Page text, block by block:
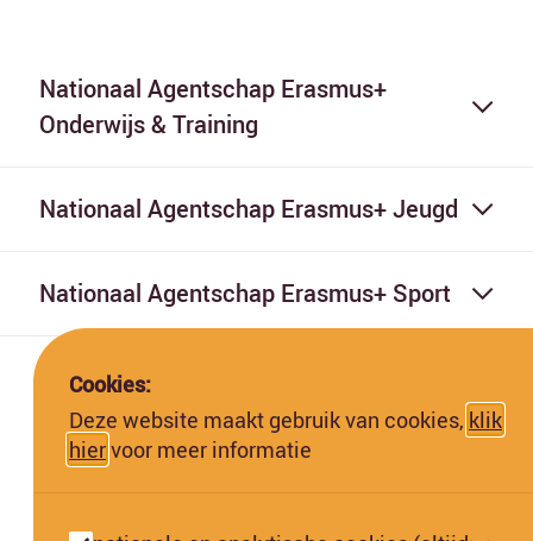
Nationaal Agentschap Erasmus+
Onderwijs & Training
Nationaal Agentschap Erasmus+ Jeugd
Nationaal Agentschap Erasmus+ Sport
Cookies:
Deze website maakt gebruik van cookies, klik
hiervoor meer informatie